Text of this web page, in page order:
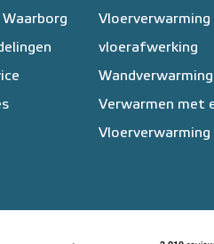
vloerafwerking
Verwarmen met